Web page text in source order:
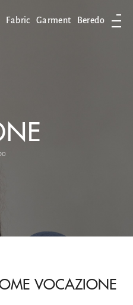
Fabric Garment Beredo
Apri
VOCAZIONE